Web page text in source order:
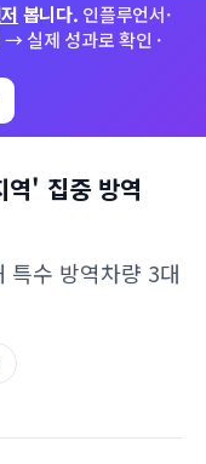
봅니다. 인플루언서·
→ 실제 성과로 확인 ·
' 집중 방역
특수 방역차량 3대